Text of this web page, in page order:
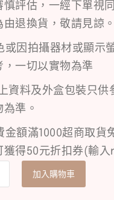
慎評估，一經下單視
由退換貨，敬請見諒。
或因拍攝器材或顯示
，一切以實物為準
資料及外盒包裝只供
準。
金額滿1000超商取貨
獲得50元折扣券(輸入
加入購物車